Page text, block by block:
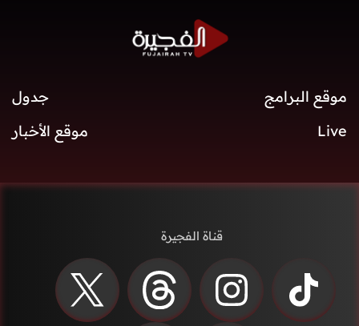
موقع البرامج
جدول
Live
موقع الأخبار
قناة الفجيرة